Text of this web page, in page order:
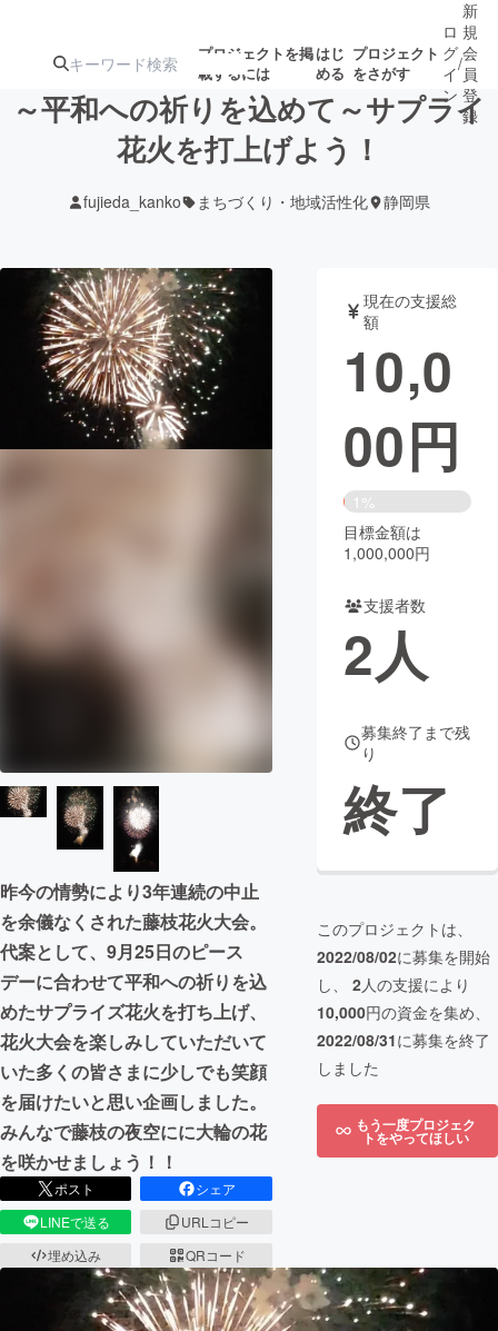
プロジェクトを掲
載するには
はじ
める
プロジェクト
をさがす
ターン
ジェクト
募集終了が近いプ
ロジェクト
されます
アート・写真 音楽
テクノロジー・ガジェット ゲーム・
映像・映画 書籍・雑誌
チャレンジ
CAMPFIRE Creation
CAMPFIREふるさと納税
コミュニティ
ロ
グ
イ
ン
/
新
規
会
員
登
録
～平和への祈りを込めて～サプライ
花火を打上げよう！
fujieda_kanko まちづくり・地域活性化 静岡県
昨今の情勢により3年連続の中止
を余儀なくされた藤枝花火大会。
代案として、9月25日のピース
デーに合わせて平和への祈りを込
めたサプライズ花火を打ち上げ、
花火大会を楽しみしていただいて
いた多くの皆さまに少しでも笑顔
を届けたいと思い企画しました。
みんなで藤枝の夜空にに大輪の花
を咲かせましょう！！
ポスト
シェア
LINEで送る
URLコピー
埋め込み
QRコード
現在の支援総
額
10,0
00円
1%
目標金額は
1,000,000円
支援者数
2人
募集終了まで残
り
終了
このプロジェクトは、
2022/08/02に募集を開始
し、 2人の支援により
10,000円の資金を集め、
2022/08/31に募集を終了
しました
もう一度プロジェク
トをやってほしい